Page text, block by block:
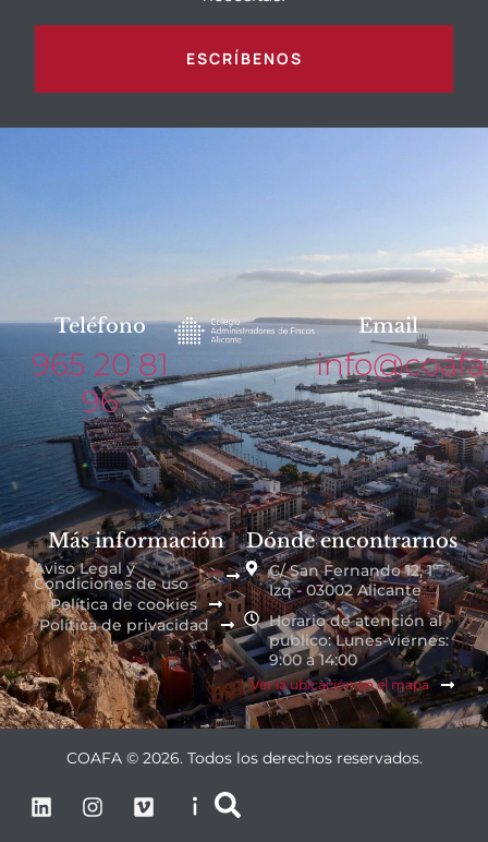
ESCRÍBENOS
Teléfono
965 20 81
96
Email
Más información
Aviso Legal y
Condiciones de uso
Política de cookies
Política de privacidad
Dónde encontrarnos
C/ San Fernando 12, 1º
Izq - 03002 Alicante
Horario de atención al
público: Lunes-viernes:
9:00 a 14:00
Ver la ubicación en el mapa
COAFA © 2026. Todos los derechos reservados.